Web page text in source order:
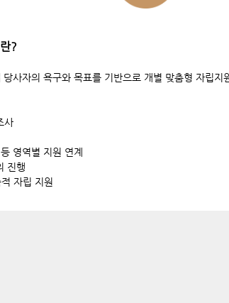
?
사자의 욕구와 목표를 기반으로 개별 맞춤형 자립
사
영역별 지원 연계
진행
자립 지원